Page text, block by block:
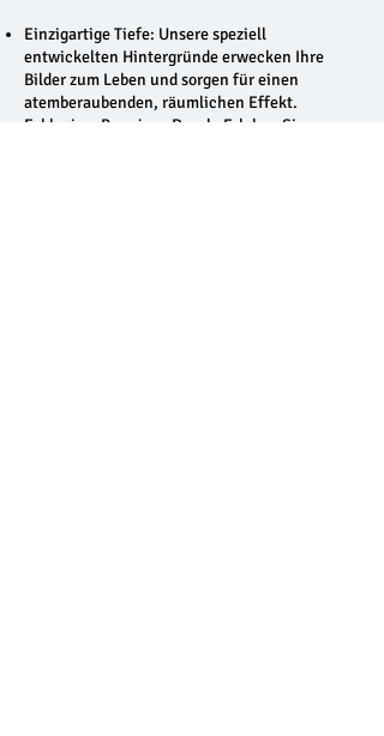
Einzigartige Tiefe: Unsere speziell
entwickelten Hintergründe erwecken Ihre
Bilder zum Leben und sorgen für einen
atemberaubenden, räumlichen Effekt.
Exklusiver Premium-Druck: Erleben Sie